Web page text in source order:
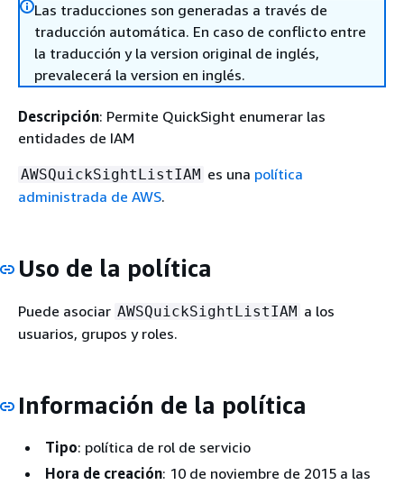
Las traducciones son generadas a través de
traducción automática. En caso de conflicto entre
la traducción y la version original de inglés,
prevalecerá la version en inglés.
Descripción: Permite QuickSight enumerar las
entidades de IAM
AWSQuickSightListIAM es una política
administrada de AWS.
Uso de la política
Puede asociar AWSQuickSightListIAM a los
usuarios, grupos y roles.
Información de la política
Tipo: política de rol de servicio
Hora de creación: 10 de noviembre de 2015 a las